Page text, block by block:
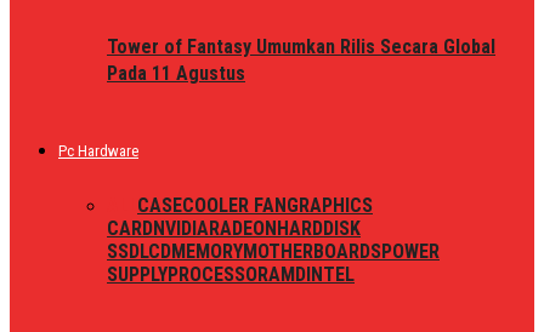
Tower of Fantasy Umumkan Rilis Secara Global
Pada 11 Agustus
Pc Hardware
CASECOOLER FAN GRAPHICS
CARDNVIDIARADEON HARDDISK
SSDLCDMEMORYMOTHERBOARDSPOWER
SUPPLYPROCESSORAMD INTEL